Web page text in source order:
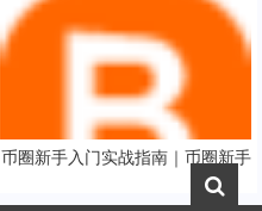
币圈新手入门实战指南｜币圈新手